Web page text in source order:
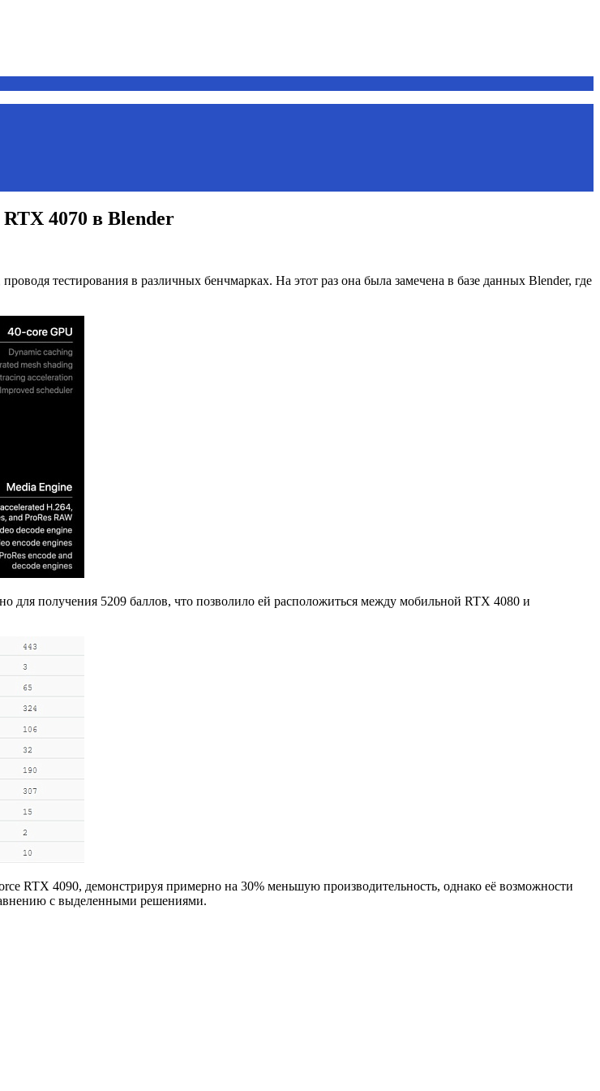
4070 в Blender
тестирования в различных бенчмарках. На этот раз она была замечена в базе данных Blender, где
для получения 5209 баллов, что позволило ей расположиться между мобильной RTX 4080 и
RTX 4090, демонстрируя примерно на 30% меньшую производительность, однако её возможности
с выделенными решениями.